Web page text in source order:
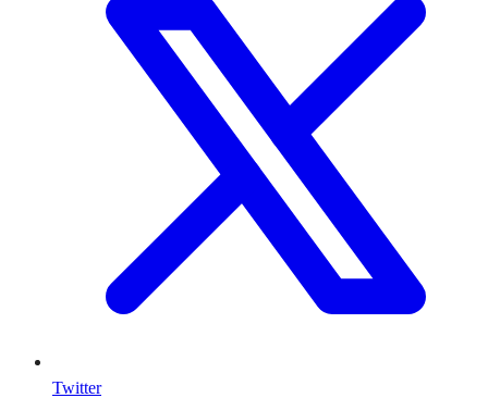
Twitter